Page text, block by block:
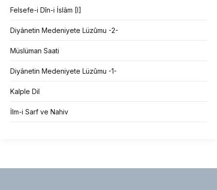
Felsefe-i Dîn-i İslâm [I]
Diyânetin Medeniyete Lüzûmu -2-
Müslüman Saati
Diyânetin Medeniyete Lüzûmu -1-
Kalple Dil
İlm-i Sarf ve Nahiv